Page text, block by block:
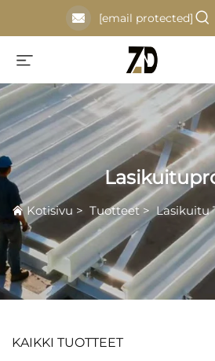
[email protected]
Kotisivu > Tuotteet> Lasikuitu
KAIKKI TUOTTEET